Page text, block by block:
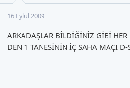
l
t
n
ç
r
h
16 Eylül 2009
ARKADAŞLAR BİLDİĞİNİZ GİBİ HER
DEN 1 TANESİNİN İÇ SAHA MAÇI D-